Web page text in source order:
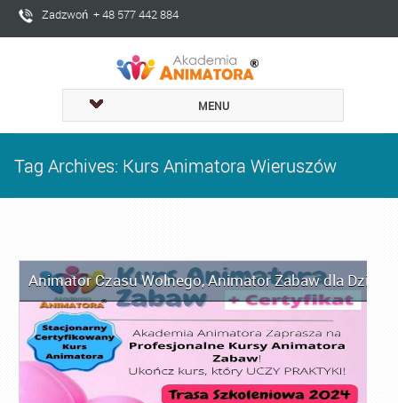
Zadzwoń + 48 577 442 884
MENU
Tag Archives: Kurs Animatora Wieruszów
Animator Czasu Wolnego,Animator Zabaw dla Dzieci